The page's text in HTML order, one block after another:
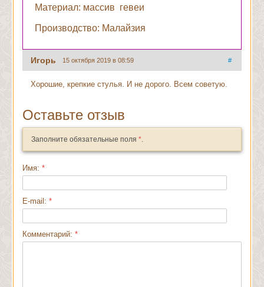
Материал: массив гевеи
Производство: Малайзия
Игорь 15 октября 2019 в 08:59 #
Хорошие, крепкие стулья. И не дорого. Всем советую.
Оставьте отзыв
Заполните обязательные поля *.
Имя: *
E-mail: *
Комментарий: *